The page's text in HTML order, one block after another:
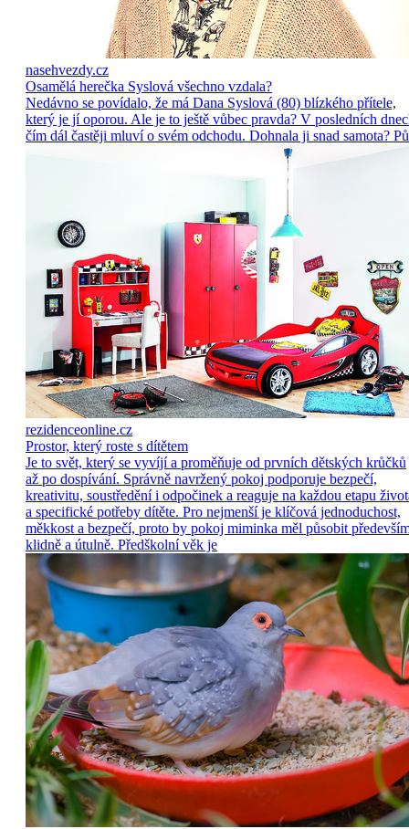
nasehvezdy.cz
Osamělá herečka Syslová všechno vzdala?
Nedávno se povídalo, že má Dana Syslová (80) blízkého přítele,
který je jí oporou. Ale je to ještě vůbec pravda? V posledních
čím dál častěji mluví o svém odchodu. Dohnala ji snad samota?
rezidenceonline.cz
Prostor, který roste s dítětem
Je to svět, který se vyvíjí a proměňuje od prvních dětských krůčků
až po dospívání. Správně navržený pokoj podporuje bezpečí,
kreativitu, soustředění i odpočinek a reaguje na každou etapu
a specifické potřeby dítěte. Pro nejmenší je klíčová jednoduchost,
měkkost a bezpečí, proto by pokoj miminka měl působit
klidně a útulně. Předškolní věk je